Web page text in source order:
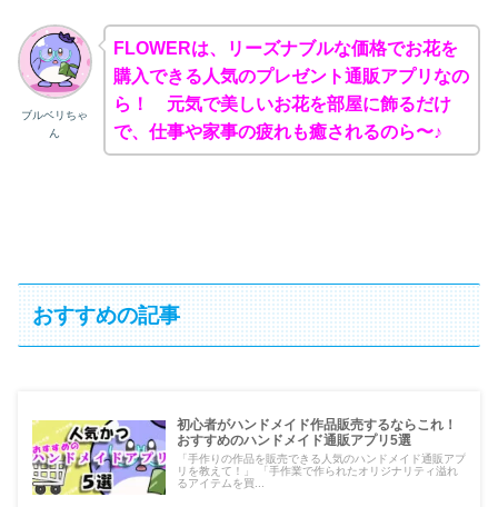
ブルベリちゃ
ん
FLOWERは、リーズナブルな価格でお花を
購入できる人気のプレゼント通販アプリなの
ら！ 元気で美しいお花を部屋に飾るだけ
で、仕事や家事の疲れも癒されるのら〜♪
おすすめの記事
初心者がハンドメイド作品販売するならこれ！
おすすめのハンドメイド通販アプリ5選
「手作りの作品を販売できる人気のハンドメイド通販アプ
リを教えて！」 「手作業で作られたオリジナリティ溢れ
るアイテムを買...